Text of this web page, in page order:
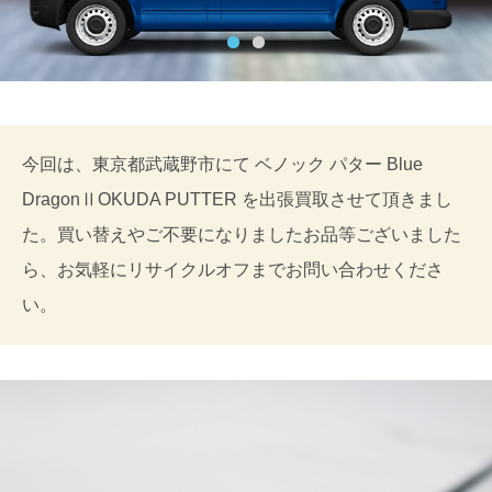
今回は、東京都武蔵野市にて ベノック パター Blue
DragonⅡOKUDA PUTTER を出張買取させて頂きまし
た。買い替えやご不要になりましたお品等ございました
ら、お気軽にリサイクルオフまでお問い合わせくださ
い。